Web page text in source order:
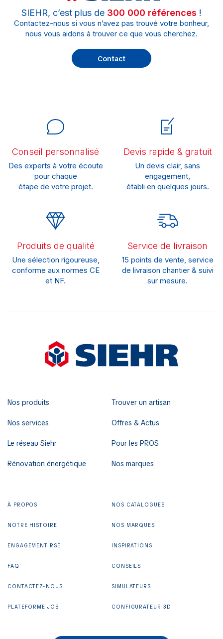
SIEHR, c’est plus de 300 000 références !
Contactez-nous si vous n’avez pas trouvé votre bonheur,
nous vous aidons à trouver ce que vous cherchez.
Contact
Conseil personnalisé
Des experts à votre écoute
pour chaque
étape de votre projet.
Devis rapide & gratuit
Un devis clair, sans
engagement,
établi en quelques jours.
Produits de qualité
Une sélection rigoureuse,
conforme aux normes CE
et NF.
Service de livraison
15 points de vente, service
de livraison chantier & suivi
sur mesure.
Nos produits
Nos services
Le réseau Siehr
Rénovation énergétique
Trouver un artisan
Offres & Actus
Pour les PROS
Nos marques
À PROPOS
NOTRE HISTOIRE
ENGAGEMENT RSE
FAQ
CONTACTEZ-NOUS
PLATEFORME JOB
NOS CATALOGUES
NOS MARQUES
INSPIRATIONS
CONSEILS
SIMULATEURS
CONFIGURATEUR 3D